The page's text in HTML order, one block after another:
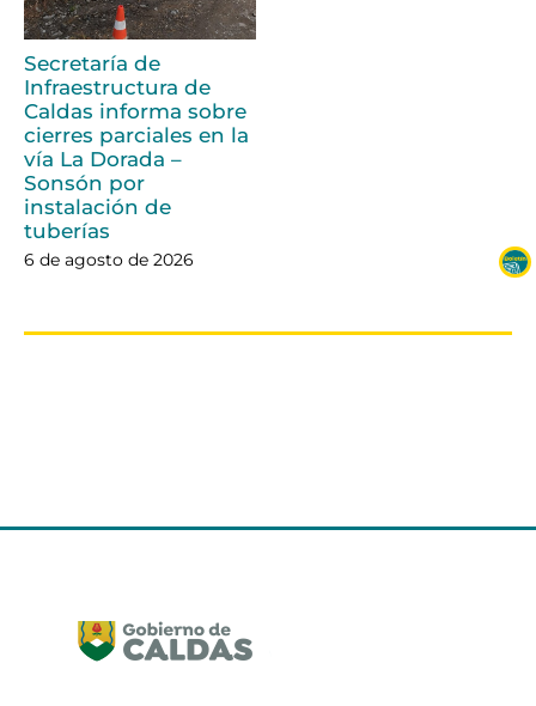
Secretaría de
Infraestructura de
Caldas informa sobre
cierres parciales en la
vía La Dorada –
Sonsón por
instalación de
tuberías
6 de agosto de 2026